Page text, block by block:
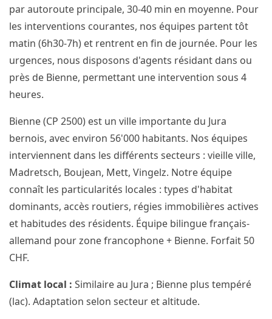
par autoroute principale, 30-40 min en moyenne. Pour
les interventions courantes, nos équipes partent tôt
matin (6h30-7h) et rentrent en fin de journée. Pour les
urgences, nous disposons d'agents résidant dans ou
près de Bienne, permettant une intervention sous 4
heures.
Bienne (CP 2500) est un ville importante du Jura
bernois, avec environ 56'000 habitants. Nos équipes
interviennent dans les différents secteurs : vieille ville,
Madretsch, Boujean, Mett, Vingelz. Notre équipe
connaît les particularités locales : types d'habitat
dominants, accès routiers, régies immobilières actives
et habitudes des résidents. Équipe bilingue français-
allemand pour zone francophone + Bienne. Forfait 50
CHF.
Climat local : Similaire au Jura ; Bienne plus tempéré
(lac). Adaptation selon secteur et altitude.